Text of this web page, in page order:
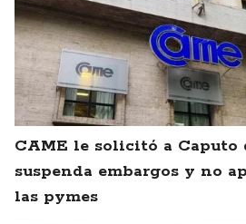
CAME le solicitó a Caputo
suspenda embargos y no
las pymes